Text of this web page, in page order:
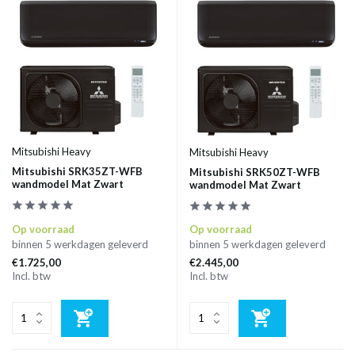
Mitsubishi Heavy
Mitsubishi SRK35ZT-WFB
wandmodel Mat Zwart
Op voorraad
binnen 5 werkdagen geleverd
€1.725,00
Incl. btw
Mitsubishi Heavy
Mitsubishi SRK50ZT-WFB
wandmodel Mat Zwart
Op voorraad
binnen 5 werkdagen geleverd
€2.445,00
Incl. btw